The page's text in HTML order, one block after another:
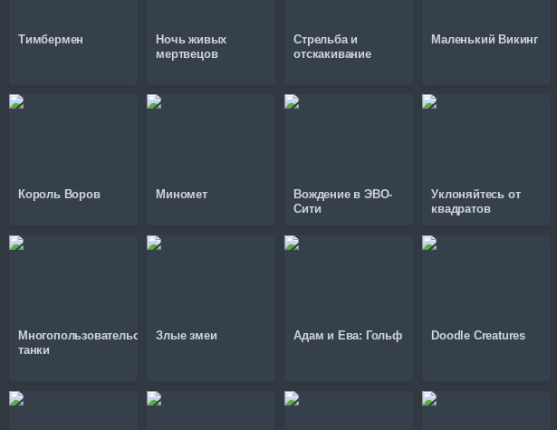
Тимбермен
Ночь живых
мертвецов
Стрельба и
отскакивание
Маленький Викинг
Король Воров Миномет
Вождение в ЭВО-
Сити
Уклоняйтесь от
квадратов
Многопользовательские
танки
Злые змеи Адам и Ева: Гольф Doodle Creatures